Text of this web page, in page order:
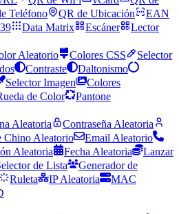
Teléfono QR de Ubicación
EAN
Data Matrix Escáner
Lector
Aleatorio Colores CSS
Selector
Contraste
Daltonismo
Selector Imagen
Colores
de Color
Pantone
Aleatoria
Contraseña Aleatoria
Chino Aleatorio
Email Aleatorio
Aleatoria Fecha Aleatoria
Lanzar
de Lista
Generador de
Ruleta IP Aleatoria
MAC